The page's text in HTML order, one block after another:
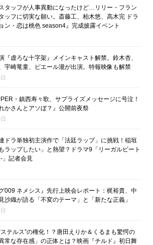
タッフが人事異動になったけど…リリー・フラン
ッフに切実な願い。斎藤工、柏木悠、高木完 ドラ
ン・恋は桃色 season4』完成披露イベント
『虚ろな十字架』メインキャスト解禁。鈴木杏、
宇崎竜童、ピエール瀧が出演。特報映像も解禁
・鎮西寿々歌、サプライズメッセージに号泣！
かさんとアソぼ？』公開前夜祭
ドラ単独初主演作で「法廷ラップ」に挑戦！稲垣
ラップしたい」と熱望？ドラマ9「リーガルビート
」記者会見
009 ネメシス』先行上映会レポート：梶裕貴、中
沙織が語る「不変のテーマ」と「新たな正義」
テルス”の権化！？唐田えりか＆くるまも驚愕の
常な存在感」の正体とは？映画『チルド』初日舞